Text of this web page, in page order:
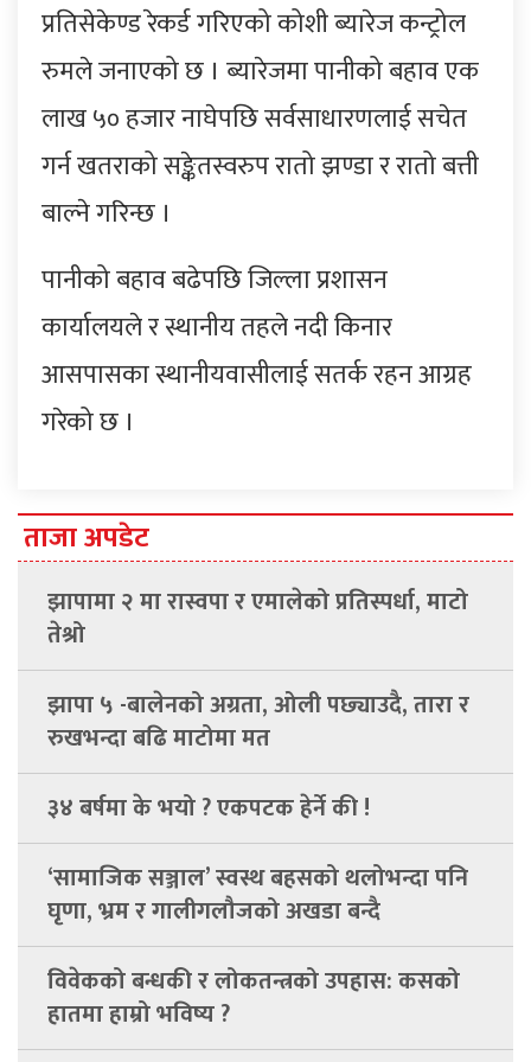
प्रतिसेकेण्ड रेकर्ड गरिएको कोशी ब्यारेज कन्ट्रोल
रुमले जनाएको छ । ब्यारेजमा पानीको बहाव एक
लाख ५० हजार नाघेपछि सर्वसाधारणलाई सचेत
गर्न खतराको सङ्केतस्वरुप रातो झण्डा र रातो बत्ती
बाल्ने गरिन्छ ।
पानीको बहाव बढेपछि जिल्ला प्रशासन
कार्यालयले र स्थानीय तहले नदी किनार
आसपासका स्थानीयवासीलाई सतर्क रहन आग्रह
गरेको छ ।
ताजा अपडेट
झापामा २ मा रास्वपा र एमालेको प्रतिस्पर्धा, माटो
तेश्रो
झापा ५ -बालेनको अग्रता, ओली पछ्याउदै, तारा र
रुखभन्दा बढि माटोमा मत
३४ बर्षमा के भयो ? एकपटक हेर्ने की !
‘सामाजिक सञ्जाल’ स्वस्थ बहसको थलोभन्दा पनि
घृणा, भ्रम र गालीगलौजको अखडा बन्दै
विवेकको बन्धकी र लोकतन्त्रको उपहास: कसको
हातमा हाम्रो भविष्य ?